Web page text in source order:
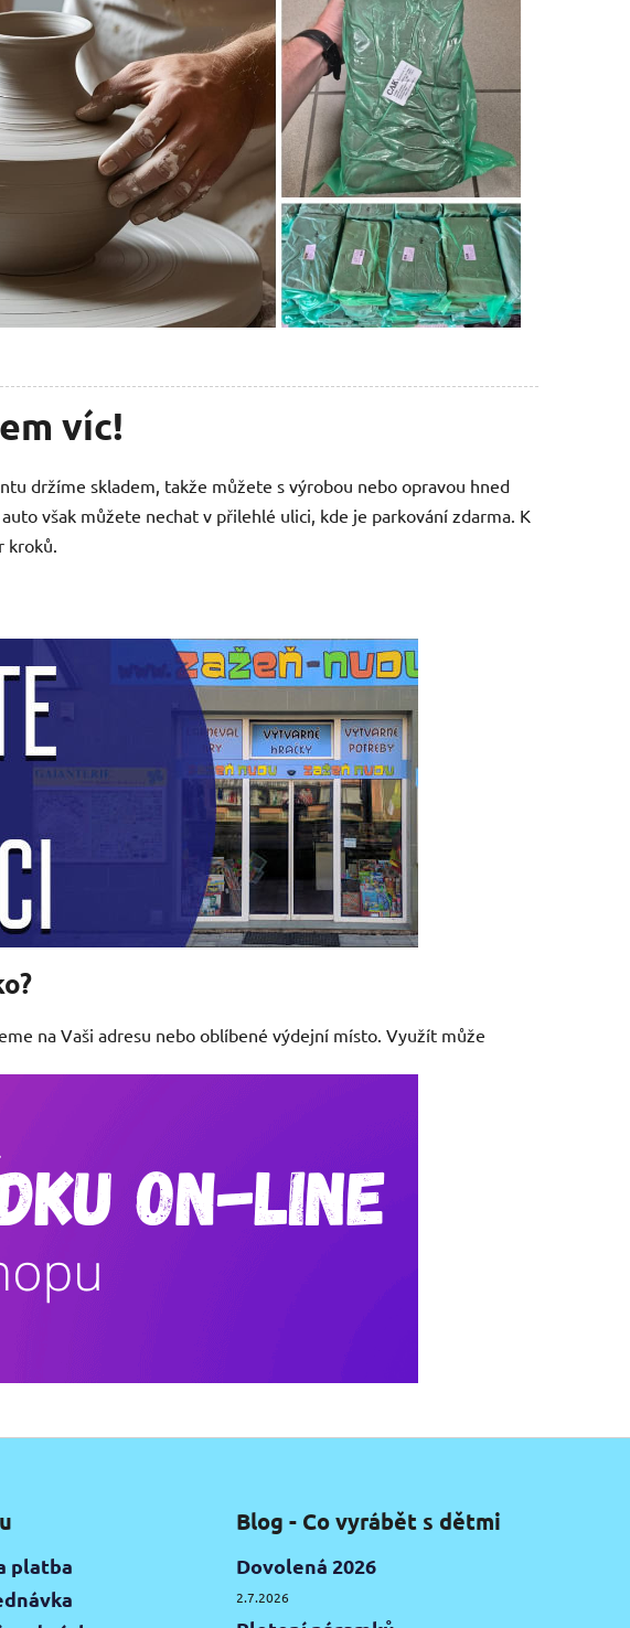
víc!
držíme skladem, takže můžete s výrobou nebo opravou hned
však můžete nechat v přilehlé ulici, kde je parkování zdarma. K
kroků.
na Vaši adresu nebo oblíbené výdejní místo. Využít může
platba
Blog - Co vyrábět s dětmi
Dovolená 2026
2.7.2026